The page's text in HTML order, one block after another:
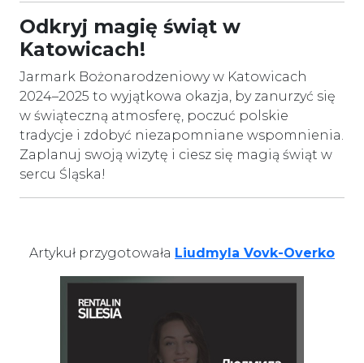
Odkryj magię świąt w
Katowicach!
Jarmark Bożonarodzeniowy w Katowicach
2024–2025 to wyjątkowa okazja, by zanurzyć się
w świąteczną atmosferę, poczuć polskie
tradycje i zdobyć niezapomniane wspomnienia.
Zaplanuj swoją wizytę i ciesz się magią świąt w
sercu Śląska!
Artykuł przygotowała Liudmyla Vovk-Overko